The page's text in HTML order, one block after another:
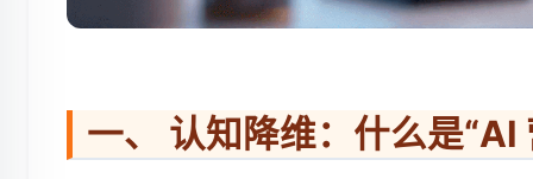
一、 认知降维：什么是“AI